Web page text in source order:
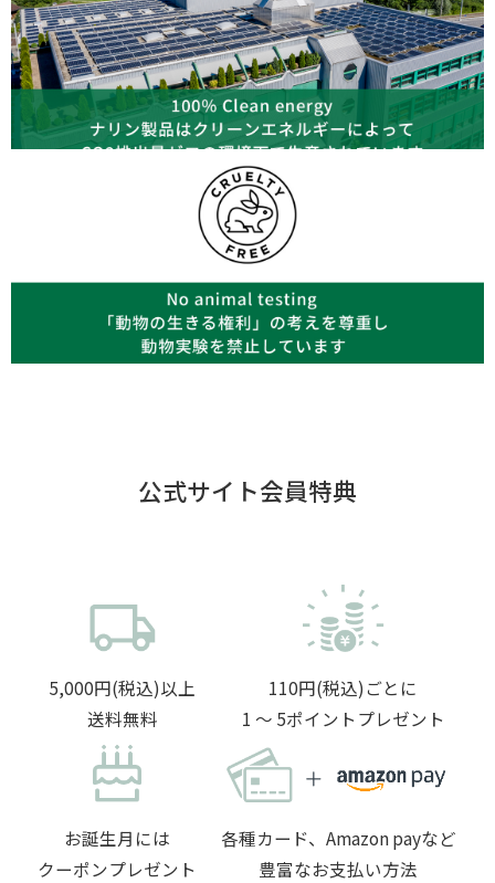
公式サイト会員特典
5,000円(税込)以上
送料無料
110円(税込)ごとに
1 〜 5ポイントプレゼント
お誕生月には
クーポンプレゼント
各種カード、Amazon payなど
豊富なお支払い方法